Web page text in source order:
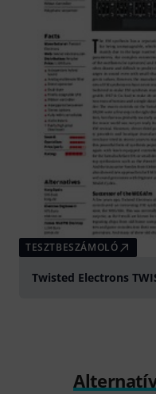
TESZTBESZÁMOLÓ
Twisted Electrons